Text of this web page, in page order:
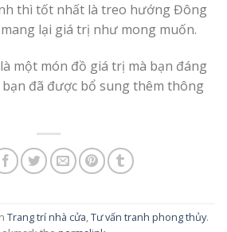
thì tốt nhất là treo hướng Đông
lại giá trị như mong muốn.
một món đồ giá trị mà bạn đáng
bạn đã được bổ sung thêm thông
Trang trí nhà cửa,Tư vấn tranh phong thủy.